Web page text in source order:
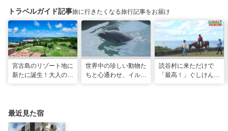
トラベルガイド記事旅に行きたくなる旅行記事をお届け
宮古島のリゾート地に
新たに誕生！大人の特
世界中の珍しい動物た
ちと心通わせ、イルカ
読谷村に来ただけで
「最高！」ぐしけんさ
最近見た宿